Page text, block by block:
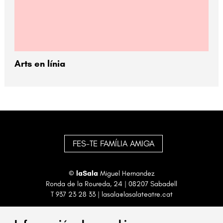
Arts en línia
FES-TE FAMÍLIA AMIGA
© laSala Miguel Hernandez
Ronda de la Roureda, 24 | 08207 Sabadell
T 937 23 28 33| lasala@lasalateatre.cat